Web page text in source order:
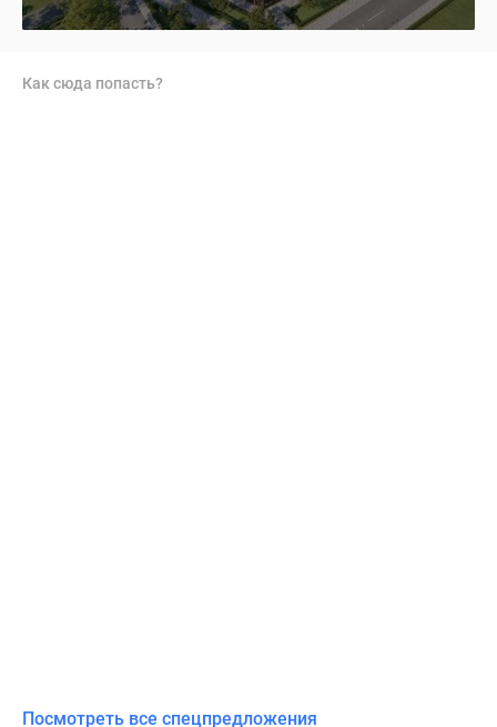
Как сюда попасть?
Посмотреть все спецпредложения